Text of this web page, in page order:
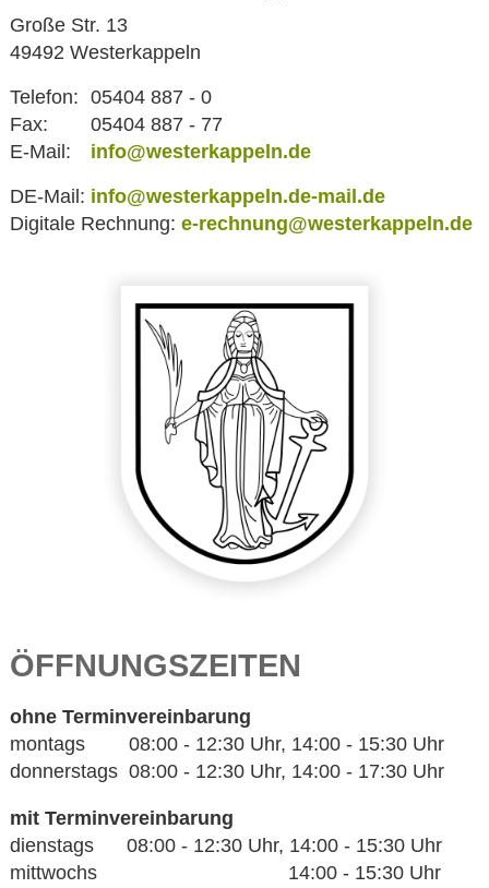
Große Str. 13
49492 Westerkappeln
Telefon: 05404 887 - 0
Fax:
05404 887 - 77
E-Mail:
info@westerkappeln.de
DE-Mail: info@westerkappeln.de-mail.de
Digitale Rechnung: e-rechnung@westerkappeln.de
ÖFFNUNGSZEITEN
ohne Terminvereinbarung
montags 08:00 - 12:30 Uhr, 14:00 - 15:30 Uhr
donnerstags 08:00 - 12:30 Uhr, 14:00 - 17:30 Uhr
mit Terminvereinbarung
dienstags 08:00 - 12:30 Uhr, 14:00 - 15:30 Uhr
mittwochs 14:00 - 15:30 Uhr